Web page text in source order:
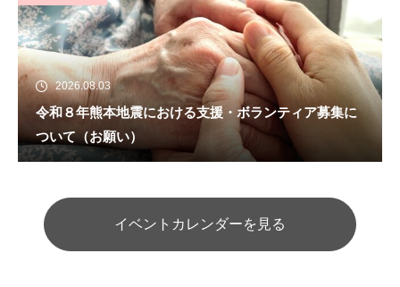
2026.08.03
令和８年熊本地震における支援・ボランティア募集に
ついて（お願い）
イベントカレンダーを見る